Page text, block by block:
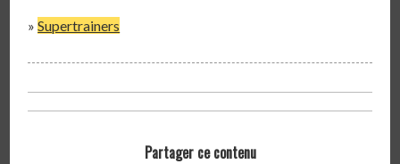
»Supertrainers
Partager ce contenu